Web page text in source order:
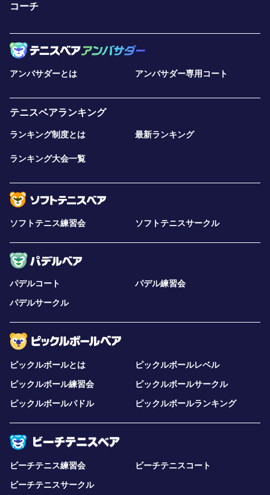
コーチ
アンバサダーとは アンバサダー専用コート
テニスベアランキング
ランキング制度とは 最新ランキング
ランキング大会一覧
ソフトテニス練習会 ソフトテニスサークル
パデルコート
パデル練習会
パデルサークル
ピックルボールとは
ピックルボールレベル
ピックルボール練習会
ピックルボールサークル
ピックルボールパドル
ピックルボールランキング
ビーチテニス練習会
ビーチテニスコート
ビーチテニスサークル